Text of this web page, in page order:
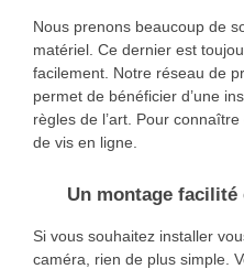
Nous prenons beaucoup de
matériel. Ce dernier est
facilement. Notre réseau de
permet de bénéficier d’une
règles de l’art. Pour
de vis en ligne.
Un montage
Si vous souhaitez installer
caméra, rien de plus simple.